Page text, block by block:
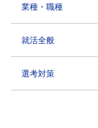
業種・職種
就活全般
選考対策